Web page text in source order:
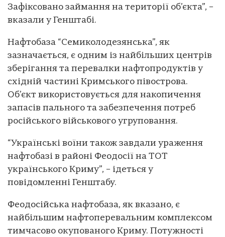
Зафіксовано займання на території об’єкта”, –
вказали у Генштабі.
Нафтобаза “Семиколодезянська”, як
зазначається, є одним із найбільших центрів
зберігання та перевалки нафтопродуктів у
східній частині Кримського півострова.
Об’єкт використовується для накопичення
запасів пального та забезпечення потреб
російського військового угруповання.
“Українські воїни також завдали ураження
нафтобазі в районі Феодосії на ТОТ
українського Криму”, – ідеться у
повідомленні Генштабу.
Феодосійська нафтобаза, як вказано, є
найбільшим нафтоперевальним комплексом
тимчасово окупованого Криму. Потужності